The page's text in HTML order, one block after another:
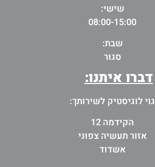
שישי:
08:00-15:00
שבת:
סגור
דברו איתנו:
גוי לוגיסטיק לשירותך:
הקידמה 12
אזור תעשיה צפוני
אשדוד